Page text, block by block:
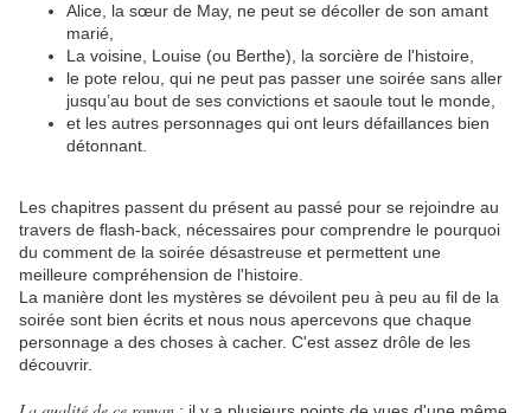
Alice, la sœur de May, ne peut se décoller de son amant
marié,
La voisine, Louise (ou Berthe), la sorcière de l'histoire,
le pote relou, qui ne peut pas passer une soirée sans aller
jusqu’au bout de ses convictions et saoule tout le monde,
et les autres personnages qui ont leurs défaillances bien
détonnant.
Les chapitres passent du présent au passé pour se rejoindre au
travers de flash-back, nécessaires pour comprendre le pourquoi
du comment de la soirée désastreuse et permettent une
meilleure compréhension de l'histoire.
La manière dont les mystères se dévoilent peu à peu au fil de la
soirée sont bien écrits et nous nous apercevons que chaque
personnage a des choses à cacher. C'est assez drôle de les
découvrir.